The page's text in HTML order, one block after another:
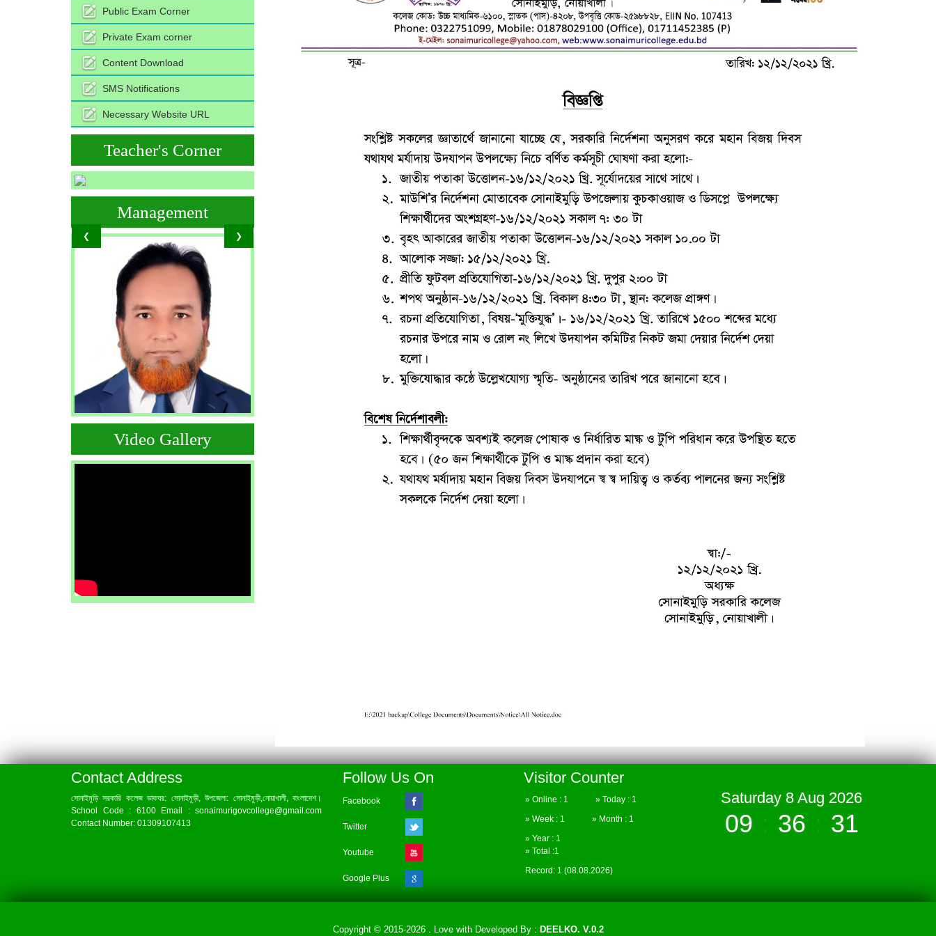
Public Exam Corner
Private Exam corner
Content Download
SMS Notifications
Necessary Website URL
Teacher's Corner
❮ ❯
Management
Video Gallery
Contact Address
সোনাইমুড়ি সরকারি কলেজ ডাকঘর: সোনাইমুড়ী, উপজেলা: সোনাইমুড়ী,নোয়াখালী, বাংলাদেশ।
School Code : 6100 Email : sonaimurigovcollege@gmail.com
Contact Number: 01309107413
Follow Us On
Facebook
Twitter
Youtube
Google Plus
Visitor Counter
» Online : 1 » Today : 1
» Week : 1 » Month : 1
» Year : 1
» Total :1
Record: 1 (08.08.2026)
Saturday 8 Aug 2026
09 36 31
Copyright © 2015-2026 . Love withDeveloped By : DEELKO. V.0.2